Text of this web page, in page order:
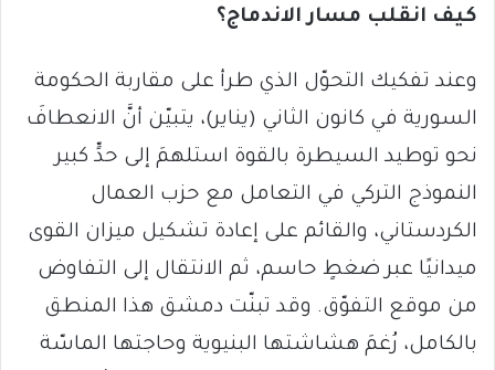
كيف انقلب مسار الاندماج؟
وعند تفكيك التحوّل الذي طرأ على مقاربة الحكومة
السورية في كانون الثاني (يناير)، يتبيّن أنَّ الانعطافَ
نحو توطيد السيطرة بالقوة استلهمَ إلى حدٍّ كبير
النموذج التركي في التعامل مع حزب العمال
الكردستاني، والقائم على إعادة تشكيل ميزان القوى
ميدانيًا عبر ضغطٍ حاسم، ثم الانتقال إلى التفاوض
من موقع التفوّق. وقد تبنّت دمشق هذا المنطق
بالكامل، رُغمَ هشاشتها البنيوية وحاجتها الماسّة